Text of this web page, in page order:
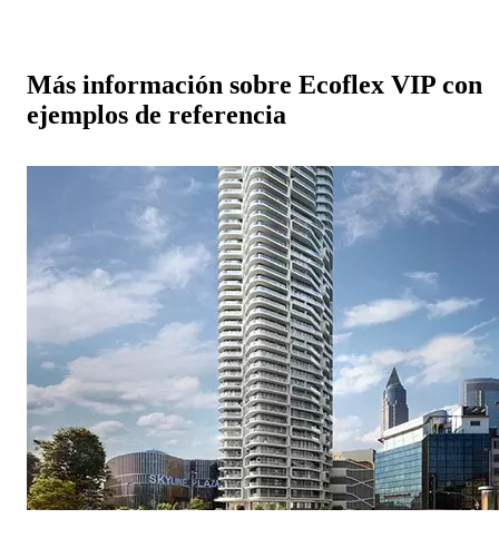
Más información sobre Ecoflex VIP con
ejemplos de referencia